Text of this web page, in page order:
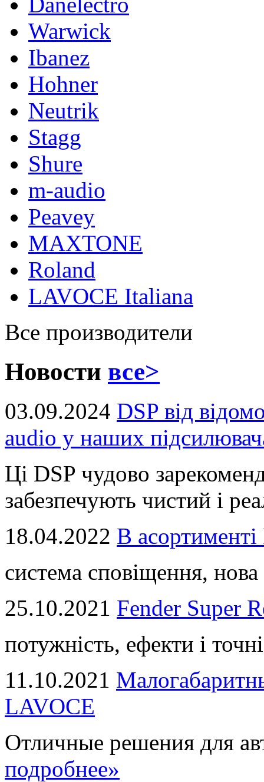
Warwick
Ibanez
Hohner
Neutrik
Stagg
Shure
m-audio
Peavey
MAXTONE
Roland
LAVOCE Italiana
Все производители
Новости все>
03.09.2024 DSP від
audio у наших
Ці DSP чудово
забезпечують чистий і
18.04.2022 В
система сповіщення,
25.10.2021 Fender Super
потужність, ефекти і
11.10.2021
LAVOCE
Отличные решения для
подробнее»